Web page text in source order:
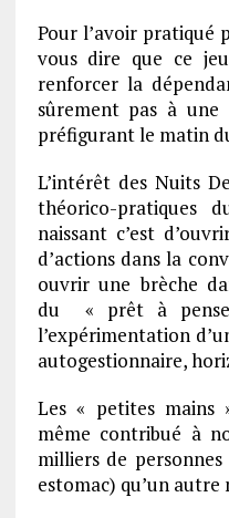
Pour l’avoir pratiqué
vous dire que ce
renforcer la
sûrement pas à une
préfigurant le matin
L’intérêt des Nuits
théorico-pratiques
naissant c’est
d’actions dans la
ouvrir une brèche
du « prêt à
l’expérimentation
autogestionnaire,
Les « petites mains
même contribué à
milliers de
estomac) qu’un autre